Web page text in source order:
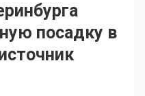
посадку в